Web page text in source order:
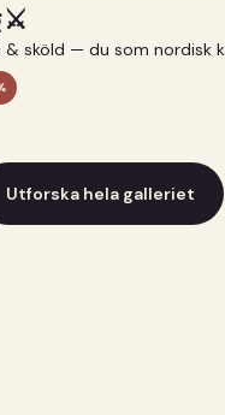
⚔️
& sköld — du som nordisk
Utforska hela galleriet